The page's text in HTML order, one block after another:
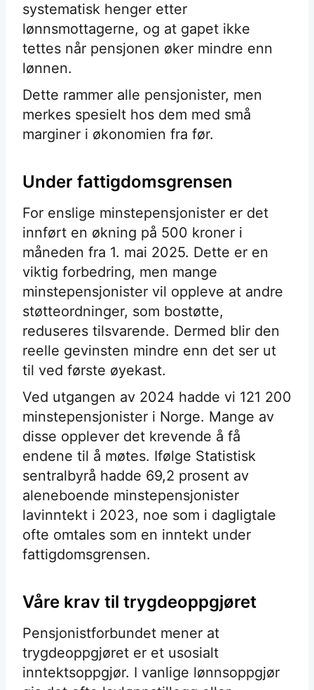
systematisk henger etter
lønnsmottagerne, og at gapet ikke
tettes når pensjonen øker mindre enn
lønnen.
Dette rammer alle pensjonister, men
merkes spesielt hos dem med små
marginer i økonomien fra før.
Under fattigdomsgrensen
For enslige minstepensjonister er det
innført en økning på 500 kroner i
måneden fra 1. mai 2025. Dette er en
viktig forbedring, men mange
minstepensjonister vil oppleve at andre
støtteordninger, som bostøtte,
reduseres tilsvarende. Dermed blir den
reelle gevinsten mindre enn det ser ut
til ved første øyekast.
Ved utgangen av 2024 hadde vi 121 200
minstepensjonister i Norge. Mange av
disse opplever det krevende å få
endene til å møtes. Ifølge Statistisk
sentralbyrå hadde 69,2 prosent av
aleneboende minstepensjonister
lavinntekt i 2023, noe som i dagligtale
ofte omtales som en inntekt under
fattigdomsgrensen.
Våre krav til trygdeoppgjøret
Pensjonistforbundet mener at
trygdeoppgjøret er et usosialt
inntektsoppgjør. I vanlige lønnsoppgjør